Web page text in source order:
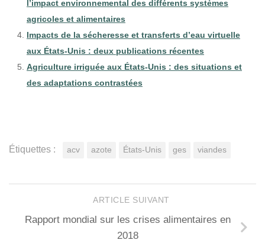
l’impact environnemental des différents systèmes
agricoles et alimentaires
Impacts de la sécheresse et transferts d’eau virtuelle
aux États-Unis : deux publications récentes
Agriculture irriguée aux États-Unis : des situations et
des adaptations contrastées
Étiquettes : acv azote États-Unis ges viandes
ARTICLE SUIVANT
Rapport mondial sur les crises alimentaires en
2018